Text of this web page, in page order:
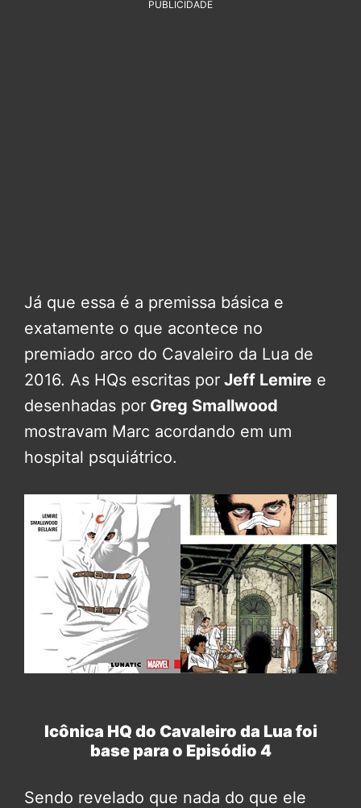
PUBLICIDADE
Já que essa é a premissa básica e
exatamente o que acontece no
premiado arco do Cavaleiro da Lua de
2016. As HQs escritas por Jeff Lemire e
desenhadas por Greg Smallwood
mostravam Marc acordando em um
hospital psquiátrico.
Icônica HQ do Cavaleiro da Lua foi
base para o Episódio 4
Sendo revelado que nada do que ele